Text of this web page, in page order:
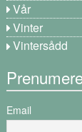
Vår
Vinter
Vintersådd
Email